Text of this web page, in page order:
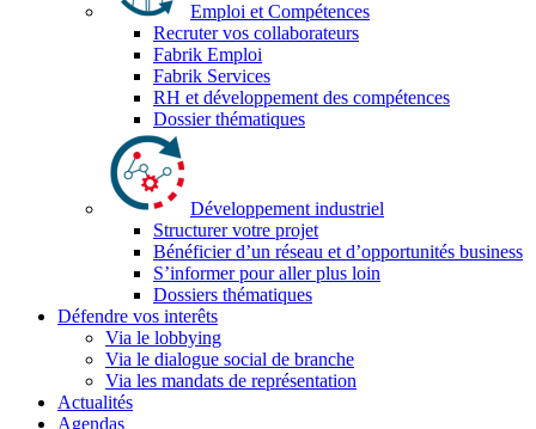
Emploi et Compétences
Recruter vos collaborateurs
Fabrik Emploi
Fabrik Services
RH et développement des compétences
Dossier thématiques
Développement industriel
Structurer votre projet
Bénéficier d’un réseau et d’opportunités business
S’informer pour aller plus loin
Dossiers thématiques
Défendre vos interêts
Via le lobbying
Via le dialogue social de branche
Via les mandats de représentation
Actualités
Agendas